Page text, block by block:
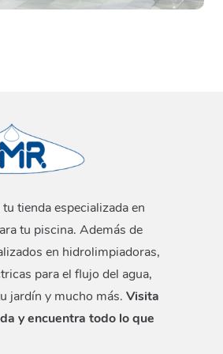
principales
olores, sabores y partículas.
herramientas, lista en
electricidad.
tienda especializada en
tu piscina. Además de
en hidrolimpiadoras,
para el flujo del agua,
jardín y mucho más. Visita
y encuentra todo lo que